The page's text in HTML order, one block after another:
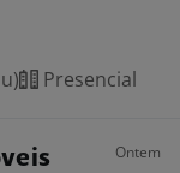
Presencial
Ontem